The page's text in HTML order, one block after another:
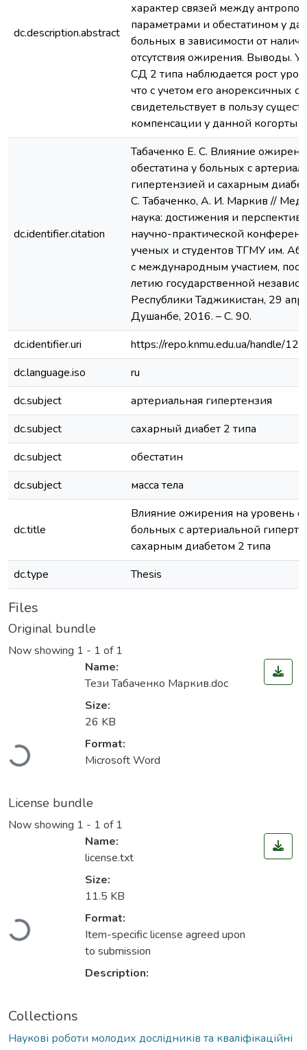
dc.description.abstract
характер связей между
параметрами и обестатином у
больных в зависимости от
отсутствия ожирения. Выводы. У
СД 2 типа наблюдается рост
что с учетом его анорексичных
свидетельствует в пользу
компенсации у данной когорты
dc.identifier.citation
Табаченко Е. С. Влияние
обестатина у больных с
гипертензией и сахарным
С. Табаченко, А. И. Маркив //
наука: достижения и
научно-практической
ученых и студентов ТГМУ им.
с международным участием,
летию государственной
Республики Таджикистан, 29
Душанбе, 2016. – С. 90.
dc.identifier.uri
https://repo.knmu.edu.ua/handle/
dc.language.iso
ru
dc.subject
артериальная гипертензия
dc.subject
сахарный диабет 2 типа
dc.subject
обестатин
dc.subject
масса тела
dc.title
Влияние ожирения на уровень
больных с артериальной
сахарным диабетом 2 типа
dc.type
Thesis
Files
Original bundle
Now showing 1 - 1 of 1
Loading...
Name:
Тези Табаченко Маркив.doc
Size:
26 KB
Format:
Microsoft Word
License bundle
Now showing 1 - 1 of 1
Loading...
Name:
license.txt
Size:
11.5 KB
Format:
Item-specific license agreed upon
to submission
Description:
Collections
Наукові роботи молодих дослідників та кваліфікаційні